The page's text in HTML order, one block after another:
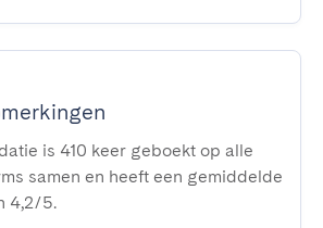
is 410 keer geboekt op alle
samen en heeft een gemiddelde
4,2/5.